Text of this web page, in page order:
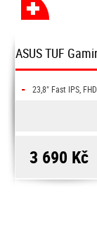
ASUS TUF
- 23,8" Fast IPS,
3 690 Kč